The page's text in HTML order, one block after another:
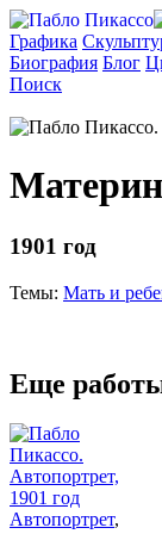
Графика
Биография Блог
Поиск
1901 год
Темы: Мать и
Еще
Автопортрет,